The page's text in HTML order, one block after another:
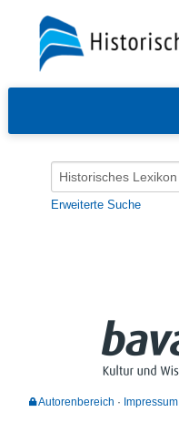
Erweiterte Suche
Autorenbereich Impressum